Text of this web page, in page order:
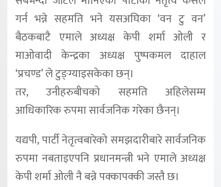
गर्न भन्ने सहमति भने यसअघिका ‘वन टु वन’
बैठकबाटै एमाले अध्यक्ष केपी शर्मा ओली र
माओवादी केन्द्रका अध्यक्ष पुष्पकमल दाहाल
‘प्रचण्ड’ ले टुङ्ग्याइसकेका छन्।
तर, उनीहरुबीचको सहमति अहिलेसम्म
आधिकारिक रुपमा सार्वजनिक गरेका छैनन्।
यद्यपी, पार्टी नेतृत्वबारेको समझदारीबारे सार्वजनिक
रुपमा नबताइएपनि प्रधानमन्त्री भने एमाले अध्यक्ष
केपी शर्मा ओली नै बन्ने पक्कापक्की जस्तै छ।